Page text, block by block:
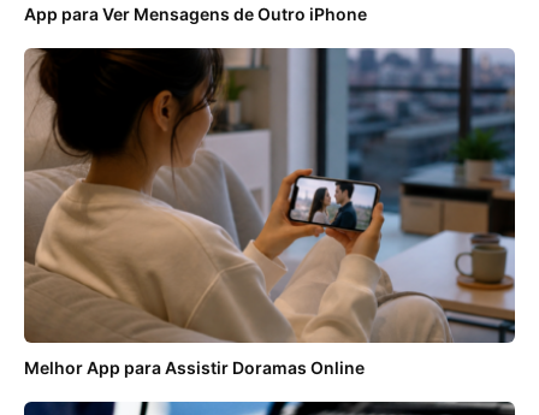
App para Ver Mensagens de Outro iPhone
Melhor App para Assistir Doramas Online